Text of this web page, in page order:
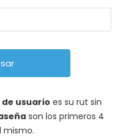
usuario es su rut sin
son los primeros 4
mismo.